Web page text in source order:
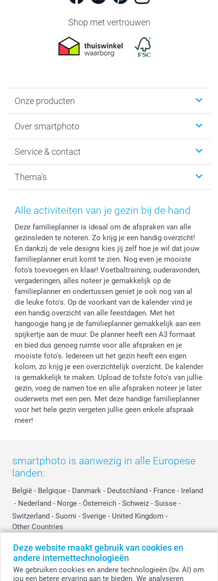
Deze website maakt gebruik van cookies en
andere internettechnologieën
We gebruiken cookies en andere technologieën (bv. AI) om
jou een betere ervaring aan te bieden. We analyseren
Shop met vertrouwen
Onze producten
Fotoboeken
Fotocadeaus
Kaarten
Over smartphoto
Vacatures
Bestelproces
Herroepingsrecht
Cookiebeleid
Reviews
Prijslijst
Investor Relations
Service & contact
Tevredenheidsgarantie
Mijn orderstatus
smartfriends
service@smartphoto.nl
Affiliate partnerprogramma
Partnerships
Influencer partnerprogramma
Thema's
Baby
Vaderdag
Huwelijk
Alle activiteiten van je gezin bij de hand
Deze familieplanner is ideaal om de afspraken van alle
gezinsleden te noteren. Zo krijg je een handig overzicht!
En dankzij de vele designs kies jij zelf hoe je wil dat jouw
familieplanner eruit komt te zien. Nog even je mooiste
foto's toevoegen en klaar! Voetbaltraining, ouderavonden,
vergaderingen, alles noteer je gemakkelijk op de
familieplanner en ondertussen geniet je ook nog van al
die leuke foto's. Op de voorkant van de kalender vind je
een handig overzicht van alle feestdagen. Met het
hangoogje hang je de familieplanner gemakkelijk aan een
spijkertje aan de muur. De planner heeft een A3 formaat
en bied dus genoeg ruimte voor alle afspraken en je
mooiste foto's. Iedereen uit het gezin heeft een eigen
kolom, zo krijg je een overzichtelijk overzicht. De kalender
is gemakkelijk te maken. Upload de tofste foto's van jullie
gezin, voeg de namen toe en alle afspraken noteer je later
ouderwets met een pen. Met deze handige familieplanner
voor het hele gezin vergeten jullie geen enkele afspraak
meer!
smartphoto is aanwezig in alle Europese
landen:
België - Belgique - Danmark - Deutschland - France - Ireland
- Nederland - Norge - Österreich - Schweiz - Suisse -
Switzerland - Suomi - Sverige - United Kingdom -
Other Countries
Alle prijzen zijn in EURO (€) inclusief BTW en exclusief verzendkosten.